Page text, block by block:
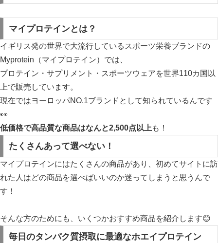
マイプロテインとは？
イギリス発の世界で大流行しているスポーツ栄養ブランドの
Myprotein（マイプロテイン）では、
プロテイン・サプリメント・スポーツウェアを世界110カ国以
上で販売しています。
現在ではヨーロッパNO.1ブランドとして知られているんです
👀
低価格で高品質な商品はなんと2,500点以上 も！
たくさんあって選べない！
マイプロテインにはたくさんの商品があり、初めてサイトに訪
れた人はどの商品を選べばいいのか迷ってしまうと思うんで
す！
そんな方のためにも、いくつかおすすめ商品を紹介します😊
毎日のタンパク質摂取に最適なホエイプロテイン